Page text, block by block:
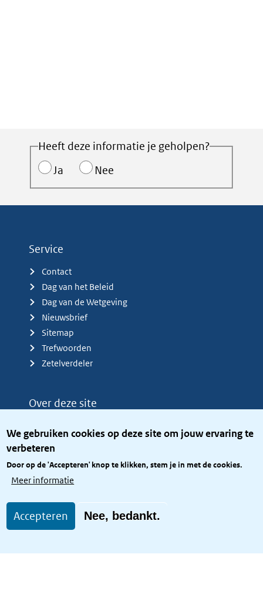
We gebruiken cookies op deze site om jouw ervaring te
verbeteren
Door op de 'Accepteren' knop te klikken, stem je in met de cookies.
Meer informatie
Accepteren Nee, bedankt.
Heeft deze informatie je geholpen?
Ja
Nee
Service
Contact
Dag van het Beleid
Dag van de Wetgeving
Nieuwsbrief
Sitemap
Trefwoorden
Zetelverdeler
Over deze site
Privacy
Toegang site openbaar
Toegankelijkheid